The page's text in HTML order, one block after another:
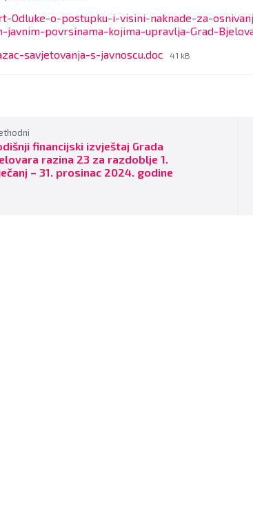
Odluke-o-postupku-i-visini-naknade-za-
javnim-povrsinama-kojima-upravlja-Grad-
savjetovanja-s-javnoscu.doc File
41 kB
financijski izvještaj Grada
razina 23 za razdoblje 1.
– 31. prosinac 2024. godine